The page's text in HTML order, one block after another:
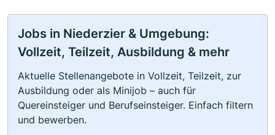
Jobs in Niederzier & Umgebung:
Vollzeit, Teilzeit, Ausbildung & mehr
Aktuelle Stellenangebote in Vollzeit, Teilzeit, zur
Ausbildung oder als Minijob – auch für
Quereinsteiger und Berufseinsteiger. Einfach filtern
und bewerben.